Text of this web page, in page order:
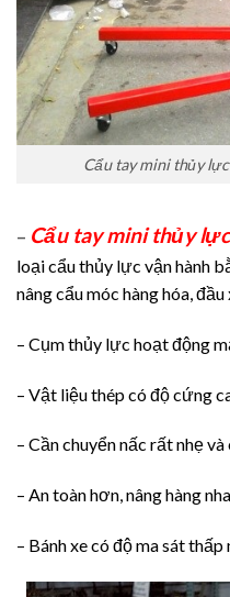
Cẩu tay mini thủy
– Cẩu tay mini thủy lực
loại cẩu thủy lực vận hành
nâng cẩu móc hàng hóa, đầu
– Cụm thủy lực hoạt động
– Vật liệu thép có độ cứng
– Cần chuyển nấc rất nhẹ
– An toàn hơn, nâng hàng
– Bánh xe có độ ma sát